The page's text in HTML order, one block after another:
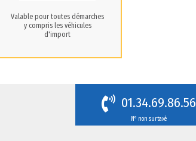
Valable pour toutes démarches
y compris les véhicules
d'import
01.34.69.86.56
N° non surtaxé